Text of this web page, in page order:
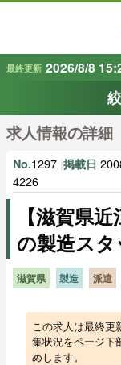
最終更新 2026/8/8
地域で探す
雇用形態 で探す
キーワード で探す
求人情報の詳細
No.1297 掲載日
4226
【滋賀県
の製造スタ
滋賀県 製造 派遣
この求人は最終
集状況をページ下
めします。